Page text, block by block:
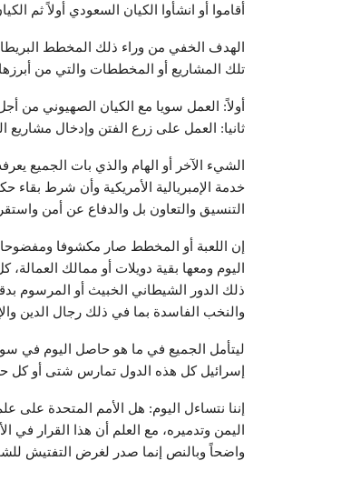
أقاموا أو انشأوا الكيان السعودي أولاً ثم
الهدف الخفي من وراء ذلك المخطط
تلك المشاريع أو المخططات والتي من
أولاً: العمل سويا مع الكيان الصهيوني من
ثانيا: العمل على زرع الفتن وإدخال مشاريع
الشيء الآخر أو الهام والذي بات الجميع
خدمة الإمبريالية الأمريكية وأن شرط
التنسيق والتعاون بل والدفاع عن أمن
إن اللعبة أو المخطط صار مكشوفا
اليوم ومعها بقية دويلات أو ممالك
ذلك الدور الشيطاني الخبيث أو المرسوم
والنخب الفاسدة بما في ذلك رجال الدين
ليتأمل الجميع في ما هو حاصل اليوم في
إسرائيل كل هذه الدول تمارس شتى أو كل
اليمن وتدميره، مع العلم أن هذا القرار في
واضحاً وبالنص إنما صدر لغرض التفتيش